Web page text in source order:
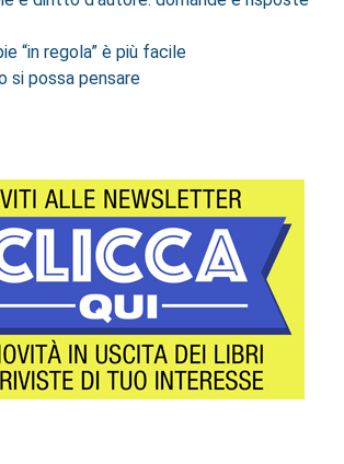
“in regola” è più facile
si possa pensare